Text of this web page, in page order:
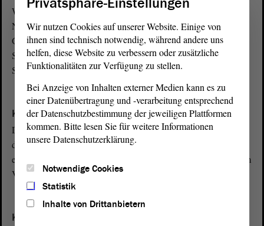
Wahl des Landtagspräsidenten geleitet. Sie beginnt mit dem
Namensaufruf der Abgeordneten und dem Inkraftsetzen einer
Geschäftsordnung. Des Weiteren erfolgt in der konstituierenden
Sitzung die Wahl der Landtagsvizepräsidenten und der
Schriftführer.
K
Konstruktives Misstrauensvotum
Der Landtag kann dem Ministerpräsidenten das Misstrauen nur
dadurch aussprechen, dass er mit der Mehrheit seiner Mitglieder
einen Nachfolger wählt. Der Antrag muss von mindestens einem
Viertel der Mitglieder des Landtags gestellt werden.
Kostenpauschale
Wir nutzen Cookies auf unserer Website. Einige von
ihnen sind technisch notwendig, während andere uns
helfen, diese Website zu verbessern oder zusätzliche
Funktionalitäten zur Verfügung zu stellen.
Bei Anzeige von Inhalten externer Medien kann es zu
einer Datenübertragung und -verarbeitung entsprechend
der Datenschutzbestimmung der jeweiligen Plattformen
kommen. Bitte lesen Sie für weitere Informationen
unsere Datenschutzerklärung.
Notwendige Cookies
Statistik
Inhalte von Drittanbietern